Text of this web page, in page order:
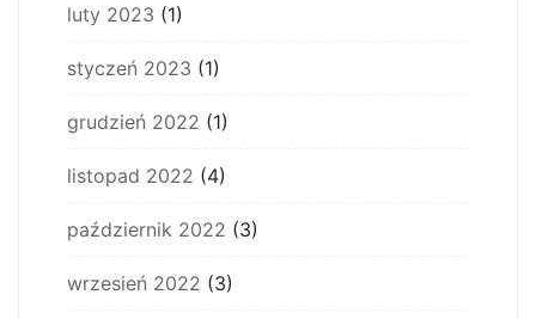
luty 2023 (1)
styczeń 2023 (1)
grudzień 2022 (1)
listopad 2022 (4)
październik 2022 (3)
wrzesień 2022 (3)